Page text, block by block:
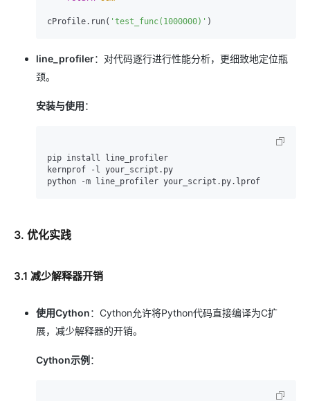
cProfile.run( 'test_func(1000000)'
line_profiler：对代码逐行进行性能分析，更细致地定位瓶
颈。
安装与使用：
pip install line_profiler
kernprof -l your_script.py
3. 优化实践
3.1 减少解释器开销
使用Cython：Cython允许将Python代码直接编译为C扩
展，减少解释器的开销。
Cython示例 ：